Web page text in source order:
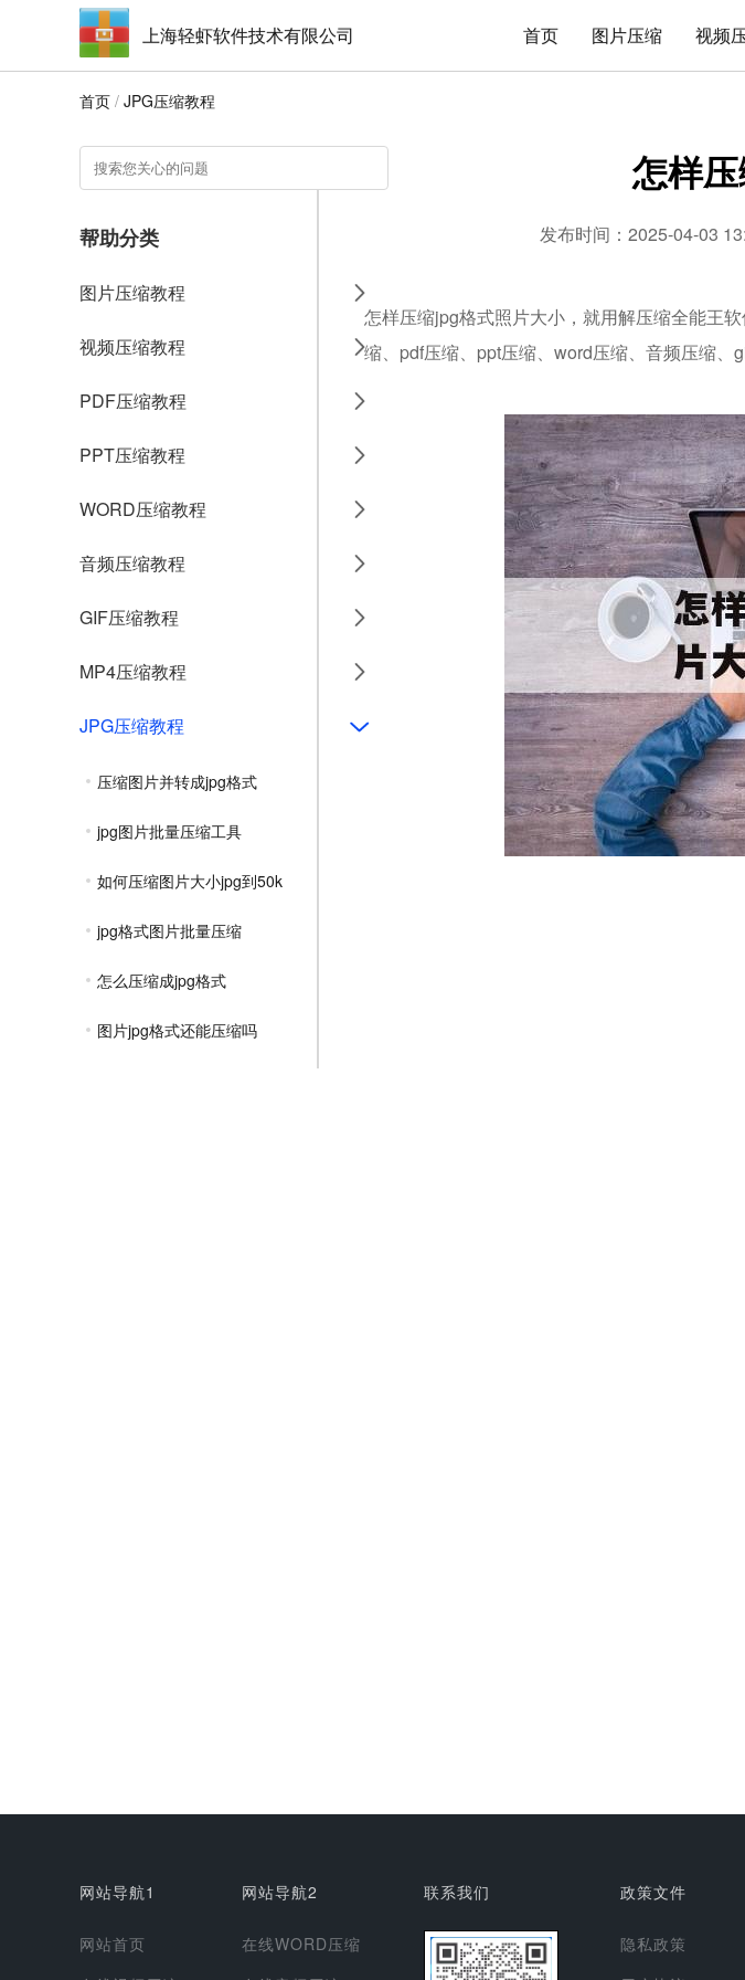
上海轻虾软件技术有限公司 首页 图片压缩 视频
首页 / JPG压缩教程
帮助分类
图片压缩教程
视频压缩教程
PDF压缩教程
PPT压缩教程
WORD压缩教程
音频压缩教程
GIF压缩教程
MP4压缩教程
JPG压缩教程
压缩图片并转成jpg格式
jpg图片批量压缩工具
如何压缩图片大小jpg到50k
jpg格式图片批量压缩
怎么压缩成jpg格式
图片jpg格式还能压缩吗
怎样
发布时间：2025-04-03
怎样压缩jpg格式照片大小，就用解压缩全能王
缩、pdf压缩、ppt压缩、word压缩、音频压缩、
网站导航1
网站首页
网站导航2
在线WORD压缩
联系我们 政策文件
隐私政策